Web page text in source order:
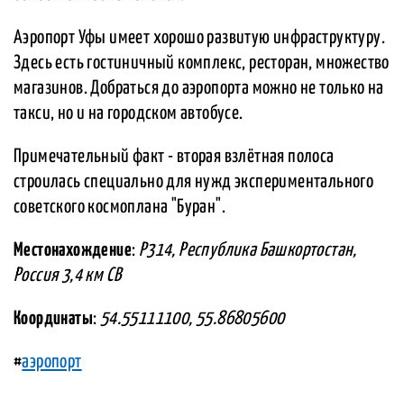
Аэропорт Уфы имеет хорошо развитую инфраструктуру.
Здесь есть гостиничный комплекс, ресторан, множество
магазинов. Добраться до аэропорта можно не только на
такси, но и на городском автобусе.
Примечательный факт - вторая взлётная полоса
строилась специально для нужд экспериментального
советского космоплана "Буран".
Местонахождение: Р314, Республика Башкортостан,
Россия 3,4 км СВ
Координаты: 54.55111100, 55.86805600
#аэропорт